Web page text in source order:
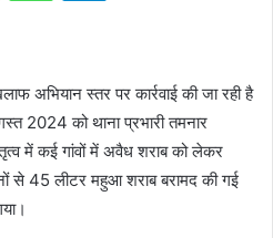
अभियान स्तर पर कार्रवाई की जा रही है
2024 को थाना प्रभारी तमनार
में कई गांवों में अवैध शराब को लेकर
से 45 लीटर महुआ शराब बरामद की गई